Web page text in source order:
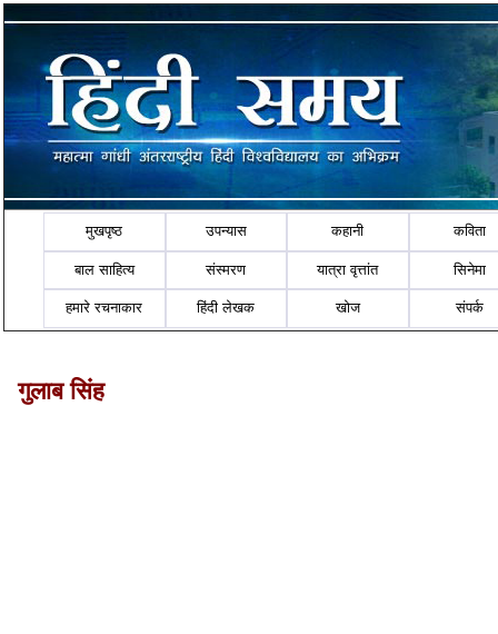
मुखपृष्ठ उपन्यास कहानी कविता
बाल साहित्य संस्मरण यात्रा वृत्तांत सिनेमा
हमारे रचनाकार हिंदी लेखक खोज संपर्क
गुलाब सिंह